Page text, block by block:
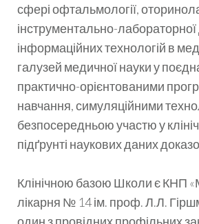
сфері офтальмології,
інструментально-лабораторної
інформаційних технологій в
галузей медичної науки у
практично-орієнтованими
навчання, симуляційними
безпосередньою участю у
підґрунті наукових даних
Клінічною базою Школи є КНП
лікарня № 14 ім. проф. Л.Л.
один з провідних профільних